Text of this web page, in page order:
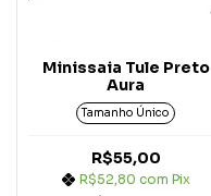
Minissaia Tule Preto
Aura
Tamanho Único
R$55,00
R$52,80 com Pix